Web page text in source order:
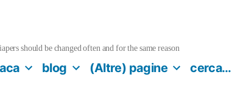
should be changed often and for the same reason
blog (Altre) pagine cerca…